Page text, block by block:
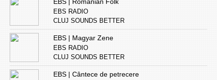
EBS RADIO
CLUJ SOUNDS BETTER
EBS | Magyar Zene
EBS RADIO
CLUJ SOUNDS BETTER
EBS | Cântece de petrecere